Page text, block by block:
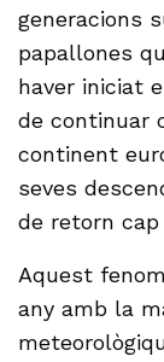
generacions
papallones
haver iniciat
de continuar
continent
seves
de retorn cap
Aquest
any amb la